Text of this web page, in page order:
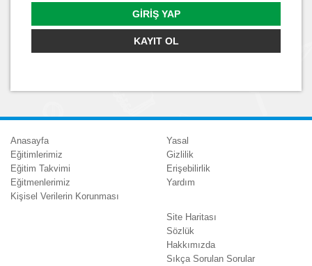
GIRIŞ YAP
KAYIT OL
Anasayfa
Eğitimlerimiz
Eğitim Takvimi
Eğitmenlerimiz
Kişisel Verilerin Korunması
Yasal
Gizlilik
Erişebilirlik
Yardım
Site Haritası
Sözlük
Hakkımızda
Sıkça Sorulan Sorular